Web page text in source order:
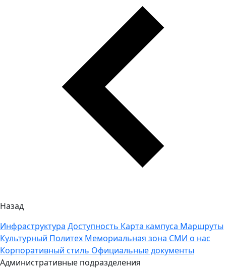
Назад
Инфраструктура Доступность Карта кампуса Маршруты
Культурный Политех Мемориальная зона СМИ о нас
Корпоративный стиль Официальные документы
Административные подразделения